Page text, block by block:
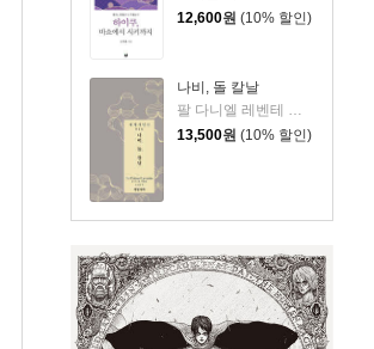
12,600원 (10% 할인)
나비, 돌 칼날
팔 다니엘 레벤테 저/최소담 역
13,500원 (10% 할인)